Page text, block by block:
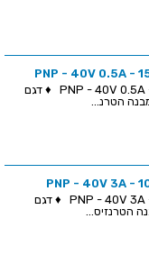
טרנזיסטור PNP - 40V 0.5A - 150MHZ - SMD ♦ דגם
טרנזיסטור PNP - 40V 3A - 100MHZ - SMD ♦ דגם